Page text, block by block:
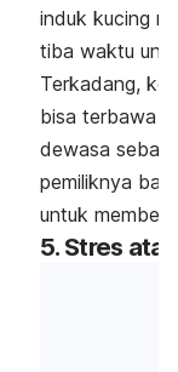
induk kucing
tiba waktu
Terkadang,
bisa terbawa
dewasa
pemiliknya
untuk memberi
5. Stres